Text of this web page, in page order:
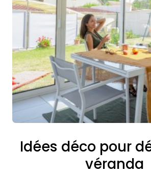
Idées déco pour
véranda